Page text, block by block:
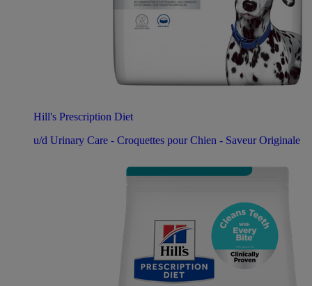
Hill's Prescription Diet
u/d Urinary Care - Croquettes pour Chien - Saveur Originale